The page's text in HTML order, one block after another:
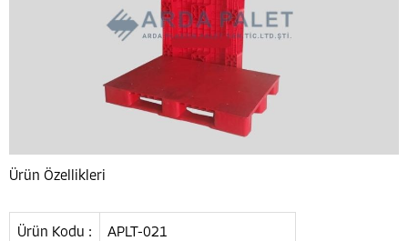
Ürün Özellikleri
Ürün Kodu : APLT-021